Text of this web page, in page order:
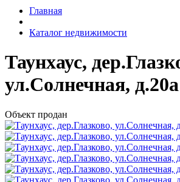
Главная
Каталог недвижимости
Таунхаус,
ул.Солнечная, д.20а
Объект продан